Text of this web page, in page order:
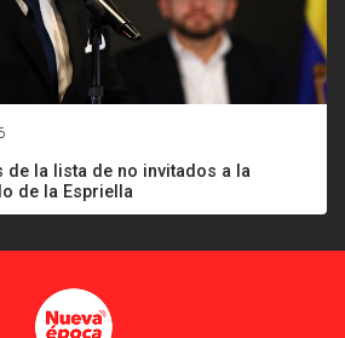
de la lista de no invitados a la
de la Espriella